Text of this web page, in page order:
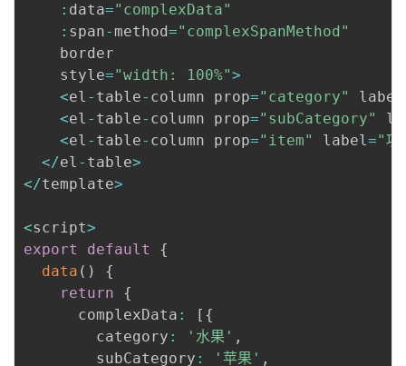
: data="complexData"
: span- method="complexSpanMethod"
    border
    style
="width: 100%">
<el - table- column prop="category" label
<el - table- column prop="subCategory"
<el - table- column prop="item" label="项
</el - table>
</template>
<script>
export
default
{
data ( )
{
return
{
      complexData
: [ {
        category
: '水果' ,
        subCategory
: '苹果' ,